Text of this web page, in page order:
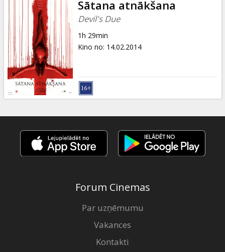
Sātana atnākšana
Devil's Due
1h 29min
Kino no: 14.02.2014
Forum Cinemas
Par uzņēmumu
Vakances
Kontakti